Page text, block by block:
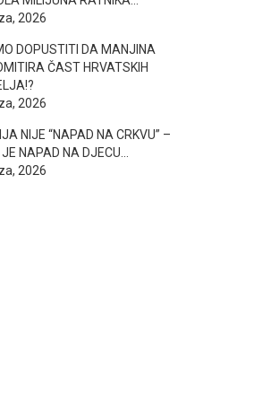
2026
DOPUSTITI DA MANJINA
ČAST HRVATSKIH
2026
NIJE “NAPAD NA CRKVU” –
NAPAD NA DJECU…
2026